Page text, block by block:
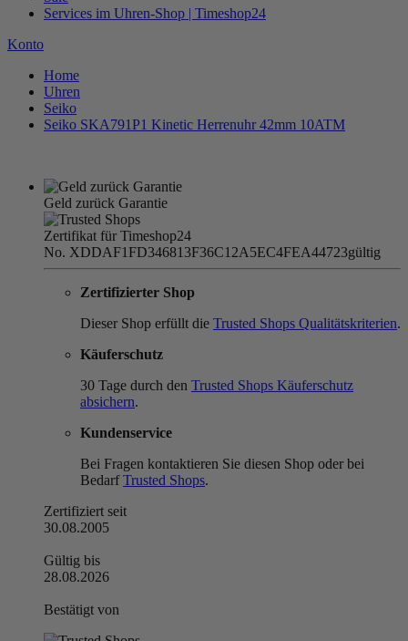
Services im Uhren-Shop | Timeshop24
Konto
Home
Uhren
Seiko
Seiko SKA791P1 Kinetic Herrenuhr 42mm 10ATM
Geld zurück Garantie
Zertifikat für Timeshop24
No. XDDAF1FD346813F36C12A5EC4FEA44723gültig
Zertifizierter Shop
Dieser Shop erfüllt die Trusted Shops Qualitätskriterien.
Käuferschutz
30 Tage durch den Trusted Shops Käuferschutz
absichern.
Kundenservice
Bei Fragen kontaktieren Sie diesen Shop oder bei
BedarfTrusted Shops.
Zertifiziert seit
30.08.2005
Gültig bis
28.08.2026
Bestätigt von